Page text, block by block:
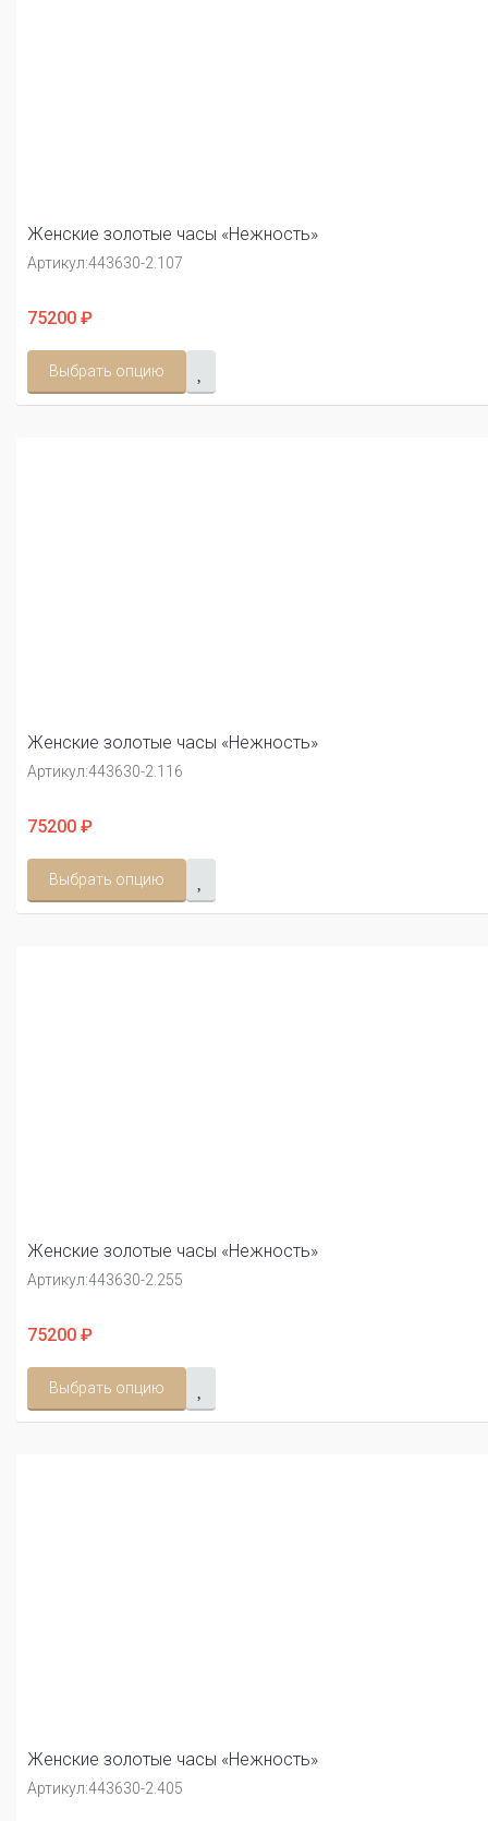
Женские золотые часы «Нежность»
Артикул:443630-2.107
75200 ₽
Выбрать опцию
Женские золотые часы «Нежность»
Артикул:443630-2.116
75200 ₽
Выбрать опцию
Женские золотые часы «Нежность»
Артикул:443630-2.255
75200 ₽
Выбрать опцию
Женские золотые часы «Нежность»
Артикул:443630-2.405